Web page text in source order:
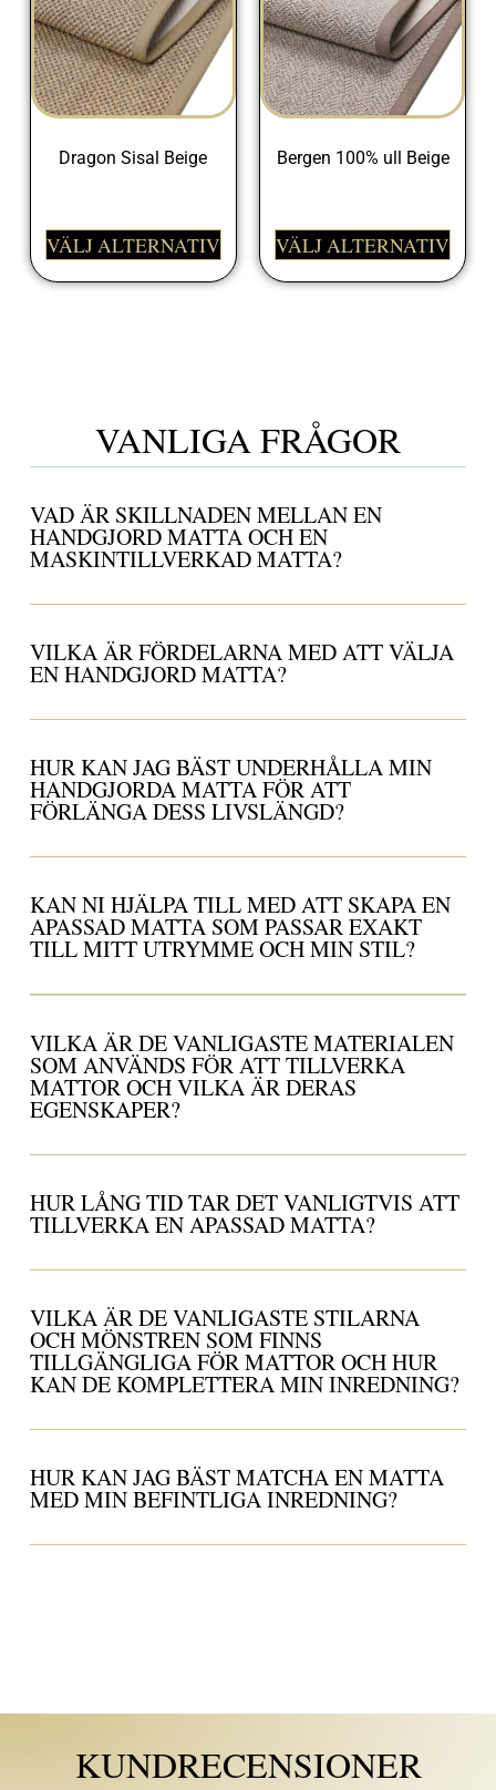
Dragon Sisal Beige
VÄLJ ALTERNATIV
Bergen 100% ull Beige
VÄLJ ALTERNATIV
VANLIGA FRÅGOR
VAD ÄR SKILLNADEN MELLAN EN
HANDGJORD MATTA OCH EN
MASKINTILLVERKAD MATTA?
VILKA ÄR FÖRDELARNA MED ATT VÄLJA
EN HANDGJORD MATTA?
HUR KAN JAG BÄST UNDERHÅLLA MIN
HANDGJORDA MATTA FÖR ATT
FÖRLÄNGA DESS LIVSLÄNGD?
KAN NI HJÄLPA TILL MED ATT SKAPA EN
APASSAD MATTA SOM PASSAR EXAKT
TILL MITT UTRYMME OCH MIN STIL?
VILKA ÄR DE VANLIGASTE MATERIALEN
SOM ANVÄNDS FÖR ATT TILLVERKA
MATTOR OCH VILKA ÄR DERAS
EGENSKAPER?
HUR LÅNG TID TAR DET VANLIGTVIS ATT
TILLVERKA EN APASSAD MATTA?
VILKA ÄR DE VANLIGASTE STILARNA
OCH MÖNSTREN SOM FINNS
TILLGÄNGLIGA FÖR MATTOR OCH HUR
KAN DE KOMPLETTERA MIN INREDNING?
HUR KAN JAG BÄST MATCHA EN MATTA
MED MIN BEFINTLIGA INREDNING?
KUNDRECENSIONER